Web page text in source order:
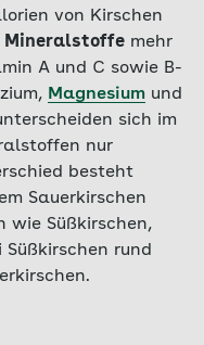
von Kirschen
Mineralstoffe mehr
A und C sowie B-
Magnesium und
sich im
nur
besteht
Sauerkirschen
wie Süßkirschen,
rund